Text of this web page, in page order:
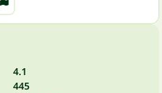
4.1
445